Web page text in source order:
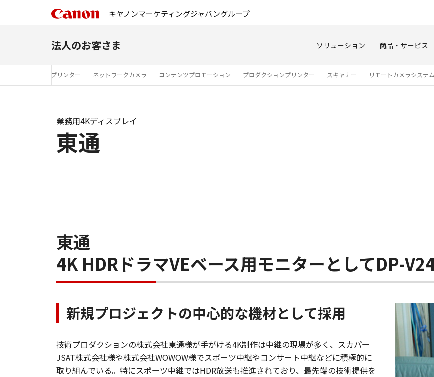
キヤノンマーケティングジャパングループ
法人のお客さま ソリューション 商品・サービス
ラベルプリンター ネットワークカメラ コンテンツプロモーション プロダクションプリンター スキャナー リモートカメラシステム
東通
業務用4Kディスプレイ
東通
4K HDRドラマVEベース用モニターとしてDP-
新規プロジェクトの中心的な機材として採用
技術プロダクションの株式会社東通様が手がける4K制作は中継の現場が多く、スカパー
JSAT株式会社様や株式会社WOWOW様でスポーツ中継やコンサート中継などに積極的に
取り組んでいる。特にスポーツ中継ではHDR放送も推進されており、最先端の技術提供を